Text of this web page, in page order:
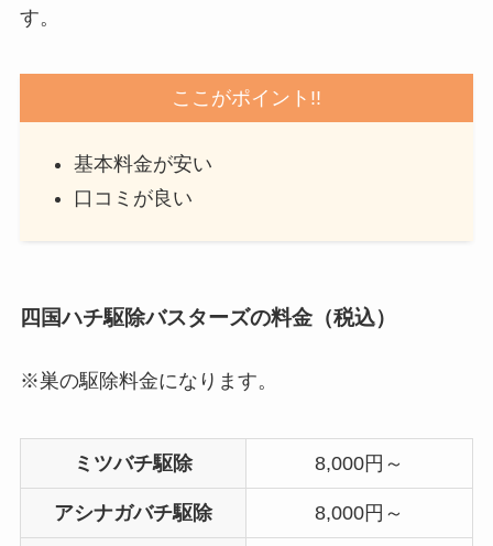
す。
ここがポイント!!
基本料金が安い
口コミが良い
四国ハチ駆除バスターズの料金（税込）
※巣の駆除料金になります。
ミツバチ駆除 8,000円～
アシナガバチ駆除 8,000円～